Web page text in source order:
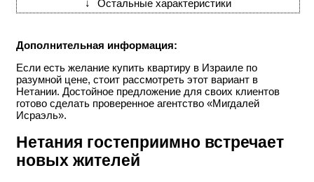
↓ Остальные характеристики
Дополнительная информация:
Если есть желание купить квартиру в Израиле по
разумной цене, стоит рассмотреть этот вариант в
Нетании. Достойное предложение для своих клиентов
готово сделать проверенное агентство «Мигдалей
Исраэль».
Нетания гостеприимно встречает
новых жителей